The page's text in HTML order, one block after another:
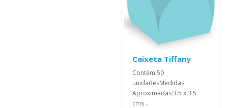
Caixeta Tiffany
Contém:50
unidadesMedidas
Aproximadas:3.5 x 3.5
cms ..